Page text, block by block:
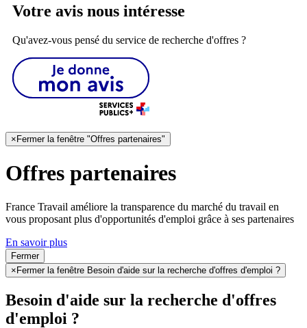
Votre avis nous intéresse
Qu'avez-vous pensé du service de recherche d'offres ?
× Fermer la fenêtre "Offres partenaires"
Offres partenaires
France Travail améliore la transparence du marché du travail en
vous proposant plus d'opportunités d'emploi grâce à ses partenaires
En savoir plus
Fermer
× Fermer la fenêtre Besoin d'aide sur la recherche d'offres d'emploi ?
Besoin d'aide sur la recherche d'offres
d'emploi ?